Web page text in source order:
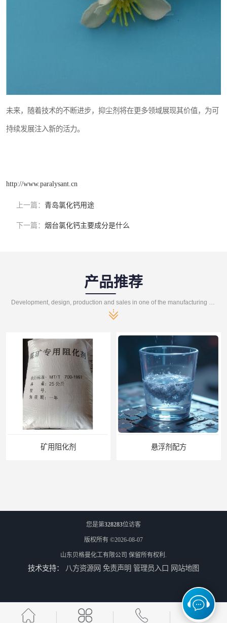
未来，随着技术的不断进步，抑尘剂将在更多领域展现其价值，为可
持续发展注入新的活力。
http://www.paralysant.cn
上一篇： 青岛氯化钙用途
下一篇： 烟台氯化钙主要成分是什么
产品推荐
Development, design, production and sales in one of the manufacturing enterprises
您是第328283位访客
版权所有 ©2026-08-07
山东贝格曼化工有限公司 保留所有权利.
技术支持： 八方资源网 免责声明 管理员入口 网站地图